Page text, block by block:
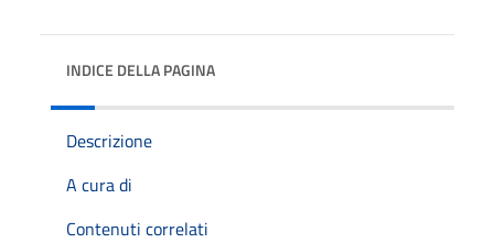
INDICE DELLA PAGINA
Descrizione
A cura di
Contenuti correlati